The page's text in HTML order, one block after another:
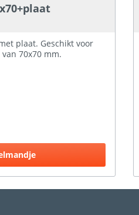
plaat. Geschikt voor
70x70 mm.